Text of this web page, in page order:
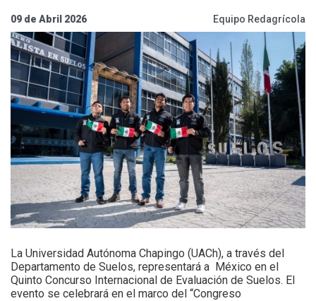
09 de Abril 2026 Equipo Redagrícola
La Universidad Autónoma Chapingo (UACh), a través del
Departamento de Suelos, representará a México en el
Quinto Concurso Internacional de Evaluación de Suelos. El
evento se celebrará en el marco del “Congreso